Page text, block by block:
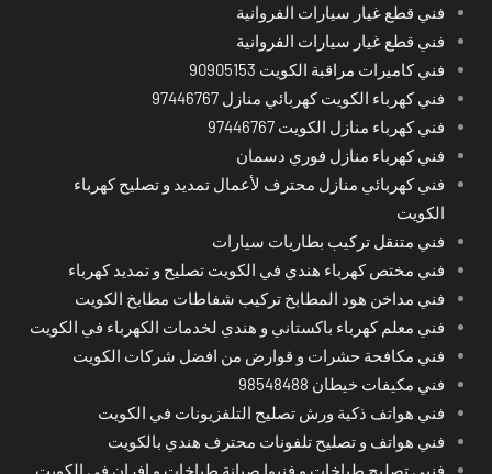
فني قطع غيار سيارات الفروانية
فني قطع غيار سيارات الفروانية
فني كاميرات مراقبة الكويت 90905153
فني كهرباء الكويت كهربائي منازل 97446767
فني كهرباء منازل الكويت 97446767
فني كهرباء منازل فوري دسمان
فني كهربائي منازل محترف لأعمال تمديد و تصليح كهرباء
الكويت
فني متنقل تركيب بطاريات سيارات
فني مختص كهرباء هندي في الكويت تصليح و تمديد كهرباء
فني مداخن هود المطابخ تركيب شفاطات مطابخ الكويت
فني معلم كهرباء باكستاني و هندي لخدمات الكهرباء في الكويت
فني مكافحة حشرات و قوارض من افضل شركات الكويت
فني مكيفات خيطان 98548488
فني هواتف ذكية ورش تصليح التلفزيونات في الكويت
فني هواتف و تصليح تلفونات محترف هندي بالكويت
فنيي تصليح طباخات و فنيوا صيانة طباخات و افران في الكويت